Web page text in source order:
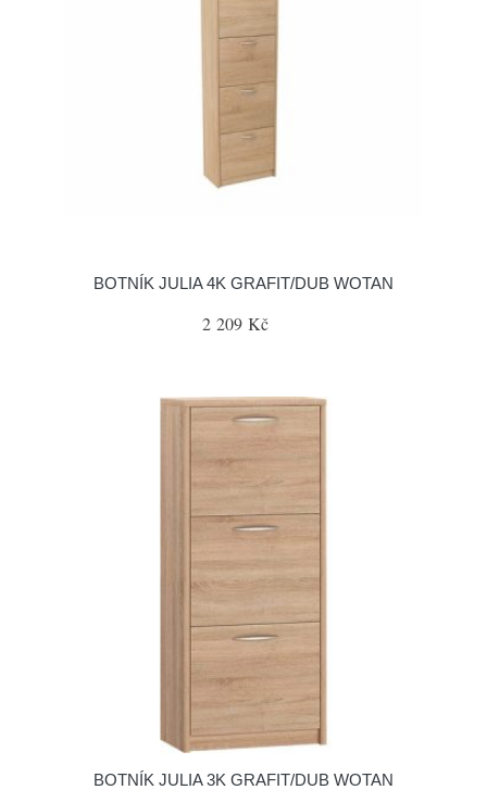
BOTNÍK JULIA 4K GRAFIT/DUB WOTAN
2 209 Kč
BOTNÍK JULIA 3K GRAFIT/DUB WOTAN